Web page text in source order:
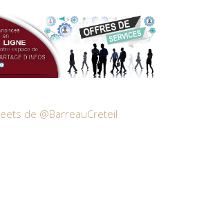
de @BarreauCreteil